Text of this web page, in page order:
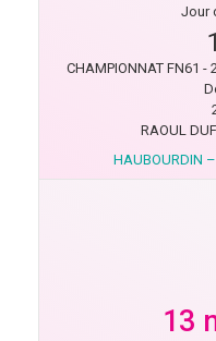
Jour
CHAMPIONNAT FN61
RAOUL
HAUBOURDIN –
13